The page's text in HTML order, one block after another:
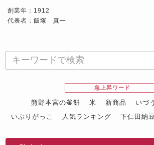
創業年：1912
代表者：飯塚 真一
急上昇ワード
熊野本宮の釜餅 米 新商品 いづう
いぶりがっこ
人気ランキング 下仁田納豆